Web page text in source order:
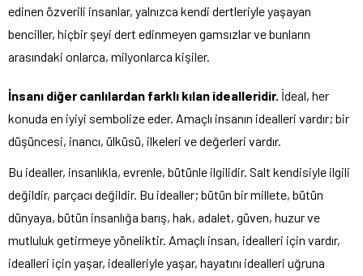
edinen özverili insanlar, yalnızca kendi dertleriyle yaşayan
benciller, hiçbir şeyi dert edinmeyen gamsızlar ve bunların
arasındaki onlarca, milyonlarca kişiler.
İnsanı diğer canlılardan farklı kılan idealleridir. İdeal, her
konuda en iyiyi sembolize eder. Amaçlı insanın idealleri vardır; bir
düşüncesi, inancı, ülküsü, ilkeleri ve değerleri vardır.
Bu idealler, insanlıkla, evrenle, bütünle ilgilidir. Salt kendisiyle ilgili
değildir, parçacı değildir. Bu idealler; bütün bir millete, bütün
dünyaya, bütün insanlığa barış, hak, adalet, güven, huzur ve
mutluluk getirmeye yöneliktir. Amaçlı insan, idealleri için vardır,
idealleri için yaşar, idealleriyle yaşar, hayatını idealleri uğruna